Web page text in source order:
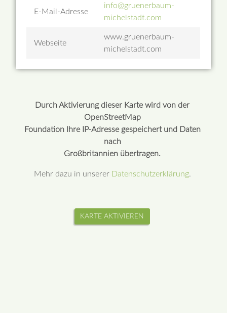
E-Mail-Adresse
info@gruenerbaum-
michelstadt.com
Webseite
www.gruenerbaum-
michelstadt.com
Durch Aktivierung dieser Karte wird von der
OpenStreetMap
Foundation Ihre IP-Adresse gespeichert und Daten
nach
Großbritannien übertragen.
Mehr dazu in unserer Datenschutzerklärung.
KARTE AKTIVIEREN